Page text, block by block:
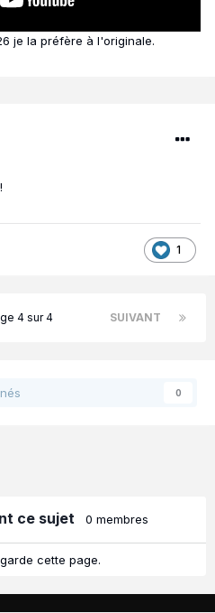
je la préfère à l'originale.
1
SUIVANT
4 sur 4
0
ce sujet 0 membres
cette page.